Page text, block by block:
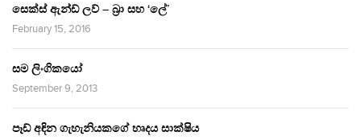
සෙක්ස් ඇන්ඩ් ලව් – බ්‍රා සහ ‘ලේ’
February 15, 2016
සම ලිංගිකයෝ
September 9, 2013
පෑඩ් අඳින ගැහැනියකගේ හෘදය සාක්ෂිය